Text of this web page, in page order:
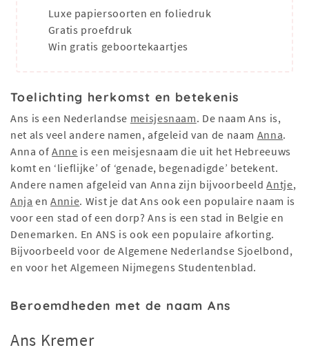
Luxe papiersoorten en foliedruk
Gratis proefdruk
Win gratis geboortekaartjes
Toelichting herkomst en betekenis
Ans is een Nederlandse meisjesnaam. De naam Ans is,
net als veel andere namen, afgeleid van de naam Anna.
Anna ofAnne is een meisjesnaam die uit het Hebreeuws
komt en ‘lieflijke’ of ‘genade, begenadigde’ betekent.
Andere namen afgeleid van Anna zijn bijvoorbeeldAntje,
Anja enAnnie. Wist je dat Ans ook een populaire naam is
voor een stad of een dorp? Ans is een stad in Belgie en
Denemarken. En ANS is ook een populaire afkorting.
Bijvoorbeeld voor de Algemene Nederlandse Sjoelbond,
en voor het Algemeen Nijmegens Studentenblad.
Beroemdheden met de naam Ans
Ans Kremer